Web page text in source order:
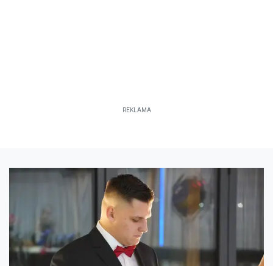
REKLAMA